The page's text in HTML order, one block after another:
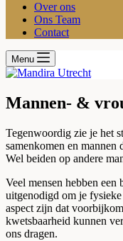
Over ons
Ons Team
Contact
Menu
Mannen- &
Tegenwoordig zie je het
samenkomen en mannen
Wel beiden op andere
Veel mensen hebben
uitgenodigd om je
aspect zijn dat
kwetsbaarheid kunnen
ons dragen.